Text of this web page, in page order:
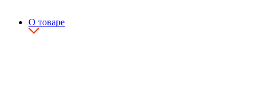
О товаре